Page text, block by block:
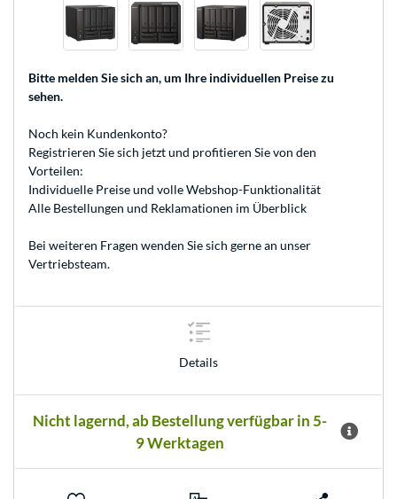
Bitte melden Sie sich an, um Ihre individuellen Preise zu
sehen.
Noch kein Kundenkonto?
Registrieren Sie sich jetzt und profitieren Sie von den
Vorteilen:
Individuelle Preise und volle Webshop-Funktionalität
Alle Bestellungen und Reklamationen im Überblick
Bei weiteren Fragen wenden Sie sich gerne an unser
Vertriebsteam.
Details
Nicht lagernd, ab Bestellung verfügbar in 5-
9 Werktagen